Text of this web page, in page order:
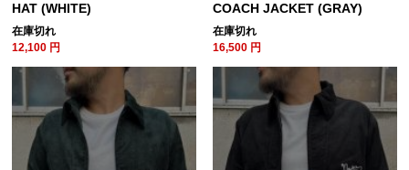
HAT (WHITE)
在庫切れ
12,100 円
COACH JACKET (GRAY)
在庫切れ
16,500 円